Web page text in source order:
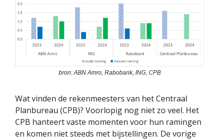
bron: ABN Amro, Rabobank, ING, CPB
Wat vinden de rekenmeesters van het Centraal
Planbureau (CPB)? Voorlopig nog niet zo veel. Het
CPB hanteert vaste momenten voor hun ramingen
en komen niet steeds met bijstellingen. De vorige